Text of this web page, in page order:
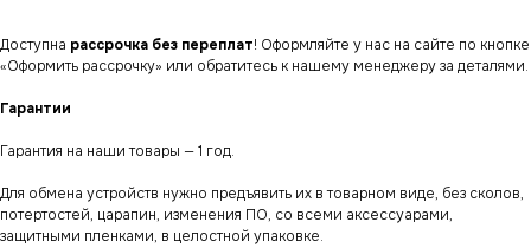
Доступна рассрочка без переплат! Оформляйте у нас на сайте по кнопке
«Оформить рассрочку» или обратитесь к нашему менеджеру за деталями.
Гарантии
Гарантия на наши товары — 1 год.
Для обмена устройств нужно предъявить их в товарном виде, без сколов,
потертостей, царапин, изменения ПО, со всеми аксессуарами,
защитными пленками, в целостной упаковке.